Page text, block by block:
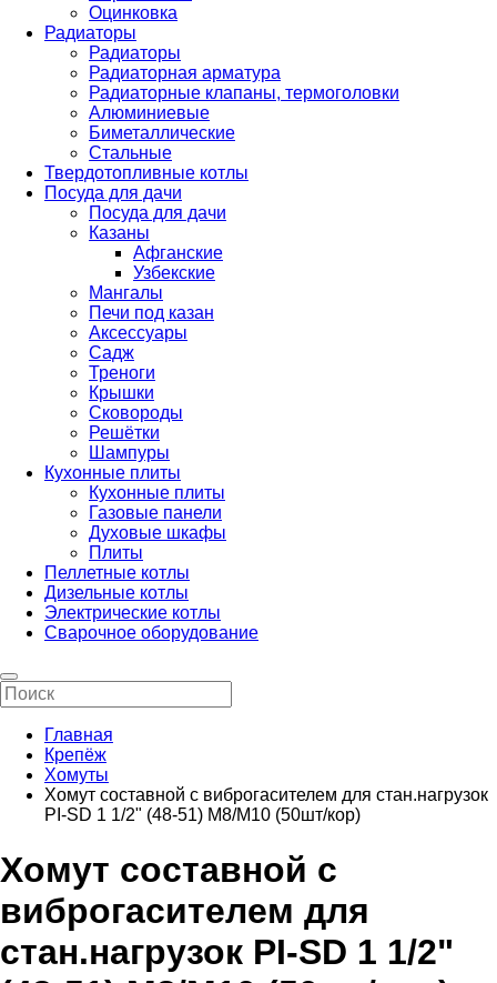
Оцинковка
Радиаторы
Радиаторы
Радиаторная арматура
Радиаторные клапаны, термоголовки
Алюминиевые
Биметаллические
Стальные
Твердотопливные котлы
Посуда для дачи
Посуда для дачи
Казаны
Афганские
Узбекские
Мангалы
Печи под казан
Аксессуары
Садж
Треноги
Крышки
Сковороды
Решётки
Шампуры
Кухонные плиты
Кухонные плиты
Газовые панели
Духовые шкафы
Плиты
Пеллетные котлы
Дизельные котлы
Электрические котлы
Сварочное оборудование
Главная
Крепёж
Хомуты
Хомут составной с виброгасителем для стан.нагрузок
PI-SD 1 1/2" (48-51) М8/М10 (50шт/кор)
Хомут составной с
виброгасителем для
стан.нагрузок PI-SD 1 1/2"